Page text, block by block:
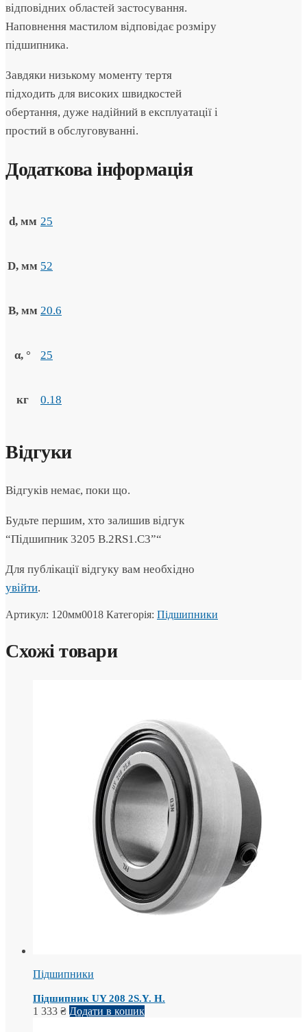
відповідних областей застосування.
Наповнення мастилом відповідає розміру
підшипника.
Завдяки низькому моменту тертя
підходить для високих швидкостей
обертання, дуже надійний в експлуатації і
простий в обслуговуванні.
Додаткова інформація
d, мм 25
D, мм 52
B, мм 20.6
α, ° 25
кг 0.18
Відгуки
Відгуків немає, поки що.
Будьте першим, хто залишив відгук
“Підшипник 3205 B.2RS1.C3”“
Для публікації відгуку вам необхідно
увійти.
Артикул: 120мм0018 Категорія: Підшипники
Схожі товари
Підшипники
Підшипник UY 208 2S.Y. H.
1 333 ₴ Додати в кошик